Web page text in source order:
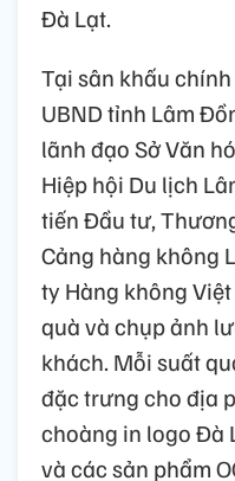
Đà Lạt.
Tại sân khấu
UBND tỉnh Lâm
lãnh đạo Sở Văn
Hiệp hội Du lịch
tiến Đầu tư,
Cảng hàng không
ty Hàng không
quà và chụp ảnh
khách. Mỗi suất
đặc trưng cho địa
choàng in logo Đà
và các sản phẩm